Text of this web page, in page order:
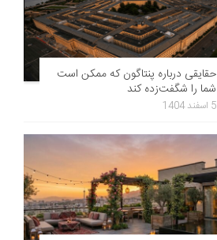
حقایقی درباره پنتاگون که ممکن است
شما را شگفت‌زده کند
5 اسفند 1404